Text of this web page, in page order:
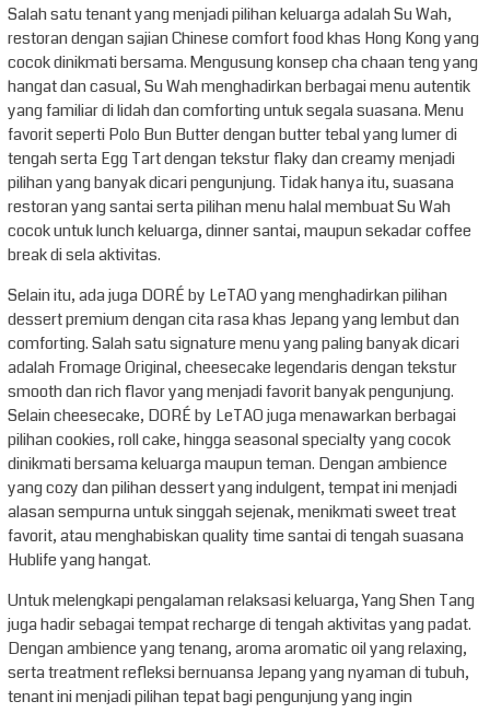
Salah satu tenant yang menjadi pilihan keluarga adalah Su Wah,
restoran dengan sajian Chinese comfort food khas Hong Kong yang
cocok dinikmati bersama. Mengusung konsep cha chaan teng yang
hangat dan casual, Su Wah menghadirkan berbagai menu autentik
yang familiar di lidah dan comforting untuk segala suasana. Menu
favorit seperti Polo Bun Butter dengan butter tebal yang lumer di
tengah serta Egg Tart dengan tekstur flaky dan creamy menjadi
pilihan yang banyak dicari pengunjung. Tidak hanya itu, suasana
restoran yang santai serta pilihan menu halal membuat Su Wah
cocok untuk lunch keluarga, dinner santai, maupun sekadar coffee
break di sela aktivitas.
Selain itu, ada juga DORÉ by LeTAO yang menghadirkan pilihan
dessert premium dengan cita rasa khas Jepang yang lembut dan
comforting. Salah satu signature menu yang paling banyak dicari
adalah Fromage Original, cheesecake legendaris dengan tekstur
smooth dan rich flavor yang menjadi favorit banyak pengunjung.
Selain cheesecake, DORÉ by LeTAO juga menawarkan berbagai
pilihan cookies, roll cake, hingga seasonal specialty yang cocok
dinikmati bersama keluarga maupun teman. Dengan ambience
yang cozy dan pilihan dessert yang indulgent, tempat ini menjadi
alasan sempurna untuk singgah sejenak, menikmati sweet treat
favorit, atau menghabiskan quality time santai di tengah suasana
Hublife yang hangat.
Untuk melengkapi pengalaman relaksasi keluarga, Yang Shen Tang
juga hadir sebagai tempat recharge di tengah aktivitas yang padat.
Dengan ambience yang tenang, aroma aromatic oil yang relaxing,
serta treatment refleksi bernuansa Jepang yang nyaman di tubuh,
tenant ini menjadi pilihan tepat bagi pengunjung yang ingin